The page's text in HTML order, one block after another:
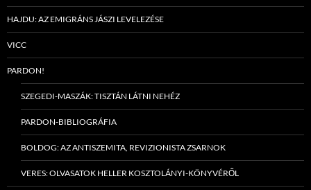
HAJDU: AZ EMIGRÁNS JÁSZI LEVELEZÉSE
VICC
PARDON!
SZEGEDI-MASZÁK: TISZTÁN LÁTNI NEHÉZ
PARDON-BIBLIOGRÁFIA
BOLDOG: AZ ANTISZEMITA, REVIZIONISTA ZSARNOK
VERES: OLVASATOK HELLER KOSZTOLÁNYI-KÖNYVÉRŐL